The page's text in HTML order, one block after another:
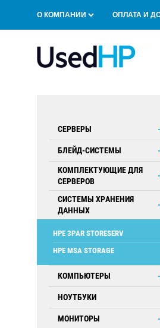
О КОМПАНИИ ОПЛАТА И
СЕРВЕРЫ
БЛЕЙД-СИСТЕМЫ
КОМПЛЕКТУЮЩИЕ ДЛЯ
СЕРВЕРОВ
СИСТЕМЫ ХРАНЕНИЯ
ДАННЫХ
HPE 3PAR STORESERV
HPE MSA STORAGE
КОМПЬЮТЕРЫ
НОУТБУКИ
МОНИТОРЫ